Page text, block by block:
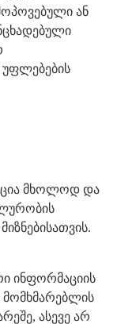
ან
უფლებების
მხოლოდ და
ინფორმაციის
მომხმარებლის
ასევე არ